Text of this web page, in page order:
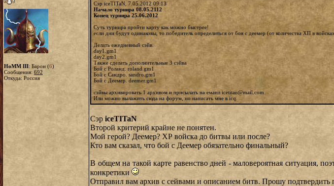
HoMM III: Барон (6)
Сообщения: 692
Откуда: Россия
Сэр iceTITaN, 7.05.2012 09:13
Начало турнира 08.05.2112
Конец турнира 25.06.2012
Суть турнира пройти карту как можно быстрее!
если дни будут одинаковы, то победитель определиться от боя с деемер (от количества ХП в
Делать ежедневный сэйв.
day1.gm1
day2.gm1
Также сделать дополнительные 3 сэйва
Бой с Роланд. roland.gm1
Бой с Сандро. sandro.gm1
Бой с Деeмер. deemer.gm1
сэйвы архивировать 1 архивом и присылать на емаил icetitan@mail.com
Или можно вылажить сюда на форум, но написать мне в icq.
Сэр iceTITaN
Второй критерий крайне не понятен.
Мой герой? Деемер? ХР войска до битвы или после?
Кто вам сказал, что бой с Деемер обязательно финальный?
В общем на такой карте равенство дней - маловероятная ситуация,
конкретики
Отправил вам архив с сейвами и описанием битв. Прошу подтвердить